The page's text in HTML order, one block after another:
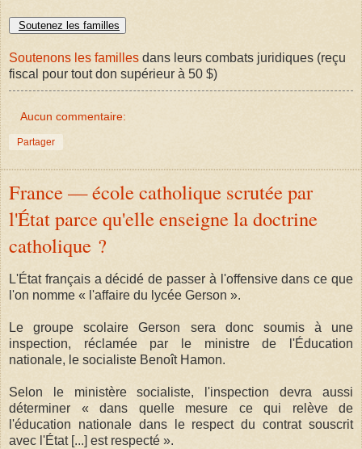
Soutenez les familles
Soutenons les familles dans leurs combats juridiques (reçu
fiscal pour tout don supérieur à 50 $)
Aucun commentaire:
Partager
France — école catholique scrutée par
l'État parce qu'elle enseigne la doctrine
catholique ?
L'État français a décidé de passer à l'offensive dans ce que
l'on nomme « l'affaire du lycée Gerson ».
Le groupe scolaire Gerson sera donc soumis à une
inspection, réclamée par le ministre de l'Éducation
nationale, le socialiste Benoît Hamon.
Selon le ministère socialiste, l'inspection devra aussi
déterminer « dans quelle mesure ce qui relève de
l'éducation nationale dans le respect du contrat souscrit
avec l'État [...] est respecté ».